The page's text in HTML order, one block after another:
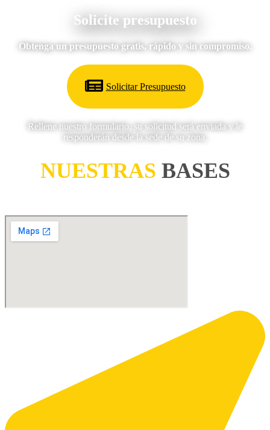
Solicite presupuesto
Obtenga un presupuesto gratis, rápido y sin compromiso.
Solicitar Presupuesto
Rellene nuestro formulario, su solicitud será enviada y le
responderán desde la sede de su zona.
NUESTRAS BASES